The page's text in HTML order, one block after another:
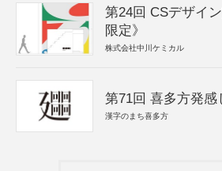
第24回 CSデザイ
限定》
株式会社中川ケミカル
第71回 喜多方発
漢字のまち喜多方